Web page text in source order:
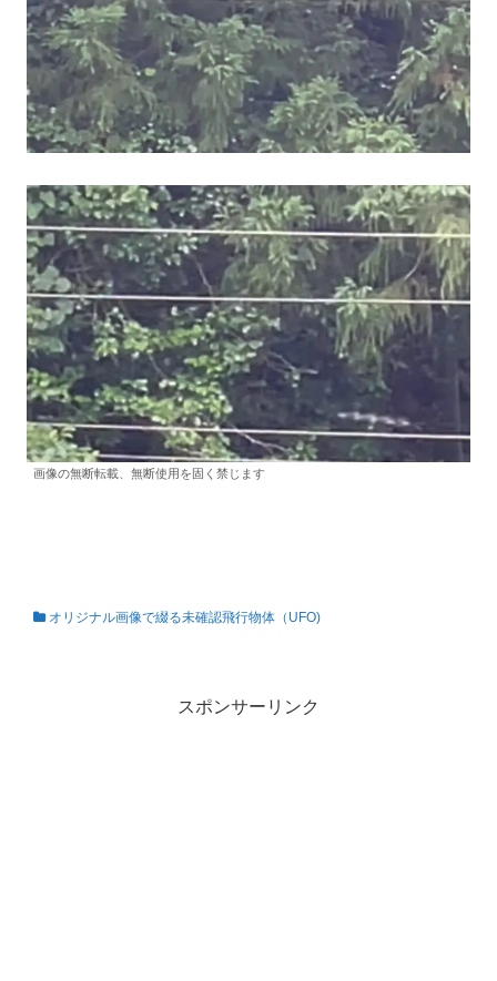
画像の無断転載、無断使用を固く禁じます
オリジナル画像で綴る未確認飛行物体（UFO)
スポンサーリンク